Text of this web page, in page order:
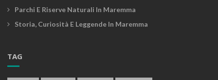
Parchi E Riserve Naturali In Maremma
Storia, Curiosità E Leggende In Maremma
TAG